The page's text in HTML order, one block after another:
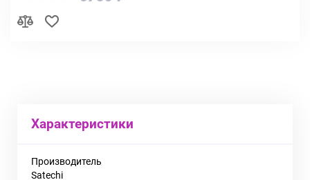
Характеристики
Производитель
Satechi